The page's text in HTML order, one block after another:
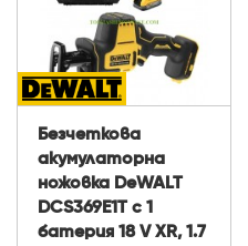
Безчеткова
акумулаторна
ножовка DeWALT
DCS369E1T с 1
батерия 18 V XR, 1.7